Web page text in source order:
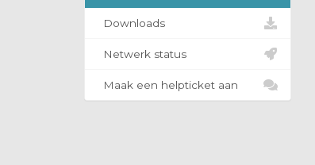
Downloads
Netwerk status
Maak een helpticket aan